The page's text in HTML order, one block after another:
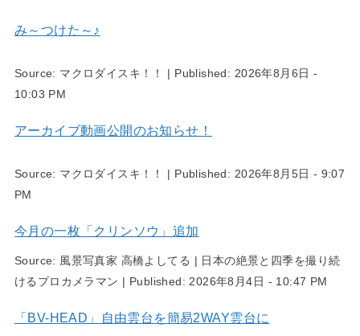
み～つけた～♪
Source: マクロダイスキ！！ | Published: 2026年8月6日 -
10:03 PM
アーカイブ動画公開のお知らせ！
Source: マクロダイスキ！！ | Published: 2026年8月5日 - 9:07
PM
今月の一枚「クリンソウ」追加
Source: 風景写真家 高橋よしてる | 日本の絶景と四季を撮り続
けるプロカメラマン | Published: 2026年8月4日 - 10:47 PM
「BV-HEAD」自由雲台を簡易2WAY雲台に